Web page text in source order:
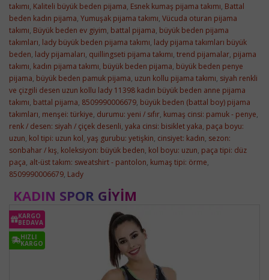
takımı, Kaliteli büyük beden pijama, Esnek kumaş pijama takımı, Battal
beden kadın pijama, Yumuşak pijama takımı, Vücuda oturan pijama
takımı, Büyük beden ev giyim, battal pijama, büyük beden pijama
takımları, lady büyük beden pijama takımı, lady pijama takımları büyük
beden, lady pijamaları, quillingseti pijama takımı, trend pijamalar, pijama
takımı, kadın pijama takımı, büyük beden pijama, büyük beden penye
pijama, büyük beden pamuk pijama, uzun kollu pijama takımı, siyah renkli
ve çizgili desen uzun kollu lady 11398 kadın büyük beden anne pijama
takımı, battal pijama, 8509990006679, büyük beden (battal boy) pijama
takımları, menşei: türkiye, durumu: yeni / sıfır, kumaş cinsi: pamuk - penye,
renk / desen: siyah / çiçek desenli, yaka cinsi: bisiklet yaka, paça boyu:
uzun, kol tipi: uzun kol, yaş gurubu: yetişkin, cinsiyet: kadın, sezon:
sonbahar / kış, koleksiyon: büyük beden, kol boyu: uzun, paça tipi: düz
paça, alt-üst takım: sweatshirt - pantolon, kumaş tipi: örme,
8509990006679, Lady
KADIN SPOR GIYIM
KARGO
BEDAVA
HIZLI
KARGO